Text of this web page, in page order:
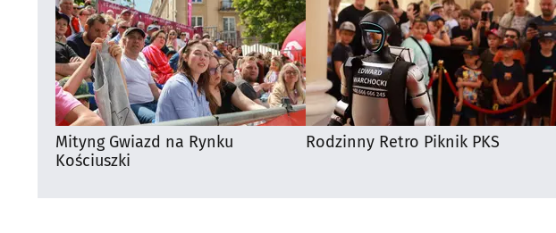
Mityng Gwiazd na Rynku
Kościuszki
Rodzinny Retro Piknik PKS